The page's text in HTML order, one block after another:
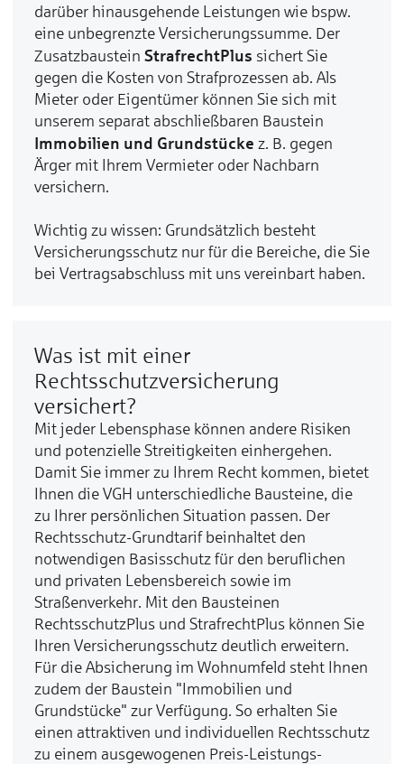
darüber hinausgehende Leistungen wie bspw.
eine unbegrenzte Versicherungssumme. Der
Zusatzbaustein StrafrechtPlus sichert Sie
gegen die Kosten von Strafprozessen ab. Als
Mieter oder Eigentümer können Sie sich mit
unserem separat abschließbaren Baustein
Immobilien und Grundstücke z. B. gegen
Ärger mit Ihrem Vermieter oder Nachbarn
versichern.
Wichtig zu wissen: Grundsätzlich besteht
Versicherungsschutz nur für die Bereiche, die Sie
bei Vertragsabschluss mit uns vereinbart haben.
Was ist mit einer
Rechtsschutzversicherung
versichert?
Mit jeder Lebensphase können andere Risiken
und potenzielle Streitigkeiten einhergehen.
Damit Sie immer zu Ihrem Recht kommen, bietet
Ihnen die VGH unterschiedliche Bausteine, die
zu Ihrer persönlichen Situation passen. Der
Rechtsschutz-Grundtarif beinhaltet den
notwendigen Basisschutz für den beruflichen
und privaten Lebensbereich sowie im
Straßenverkehr. Mit den Bausteinen
RechtsschutzPlus und StrafrechtPlus können Sie
Ihren Versicherungsschutz deutlich erweitern.
Für die Absicherung im Wohnumfeld steht Ihnen
zudem der Baustein "Immobilien und
Grundstücke" zur Verfügung. So erhalten Sie
einen attraktiven und individuellen Rechtsschutz
zu einem ausgewogenen Preis-Leistungs-